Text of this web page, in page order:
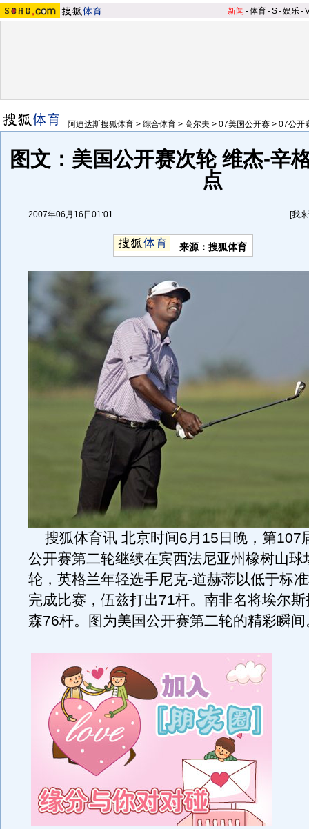
新闻 -体育-S-娱乐-
阿迪达斯搜狐体育 > 综合体育 > 高尔夫 > 07美国公开赛 > 07公开
图文：美国公开赛次轮 维杰-辛
点
2007年06月16日01:01 [我
来源：搜狐体育
搜狐体育讯 北京时间6月15日晚，第107
公开赛第二轮继续在宾西法尼亚州橡树山球
轮，英格兰年轻选手尼克-道赫蒂以低于标
完成比赛，伍兹打出71杆。南非名将埃尔
森76杆。图为美国公开赛第二轮的精彩瞬间